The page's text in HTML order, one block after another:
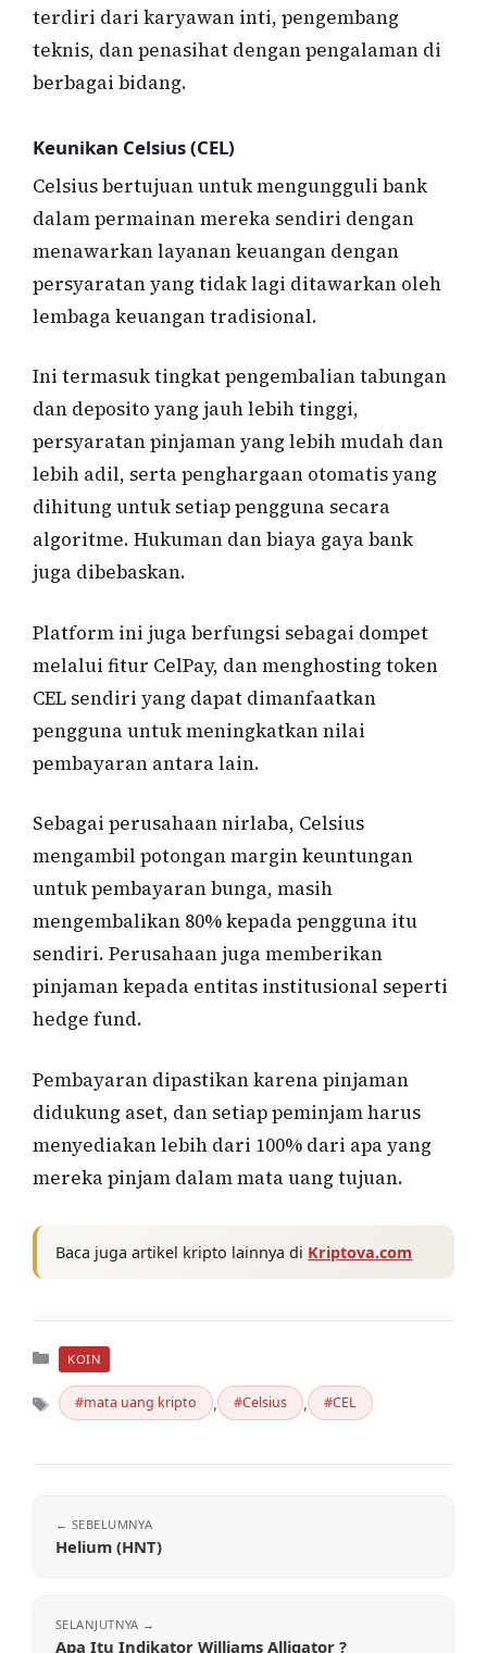
terdiri dari karyawan inti, pengembang
teknis, dan penasihat dengan pengalaman di
berbagai bidang.
Keunikan Celsius (CEL)
Celsius bertujuan untuk mengungguli bank
dalam permainan mereka sendiri dengan
menawarkan layanan keuangan dengan
persyaratan yang tidak lagi ditawarkan oleh
lembaga keuangan tradisional.
Ini termasuk tingkat pengembalian tabungan
dan deposito yang jauh lebih tinggi,
persyaratan pinjaman yang lebih mudah dan
lebih adil, serta penghargaan otomatis yang
dihitung untuk setiap pengguna secara
algoritme. Hukuman dan biaya gaya bank
juga dibebaskan.
Platform ini juga berfungsi sebagai dompet
melalui fitur CelPay, dan menghosting token
CEL sendiri yang dapat dimanfaatkan
pengguna untuk meningkatkan nilai
pembayaran antara lain.
Sebagai perusahaan nirlaba, Celsius
mengambil potongan margin keuntungan
untuk pembayaran bunga, masih
mengembalikan 80% kepada pengguna itu
sendiri. Perusahaan juga memberikan
pinjaman kepada entitas institusional seperti
hedge fund.
Pembayaran dipastikan karena pinjaman
didukung aset, dan setiap peminjam harus
menyediakan lebih dari 100% dari apa yang
mereka pinjam dalam mata uang tujuan.
Baca juga artikel kripto lainnya di Kriptova.com
Kategori
KOIN
Tag mata uang kripto , Celsius , CEL
Helium (HNT)
Apa Itu Indikator Williams Alligator ?